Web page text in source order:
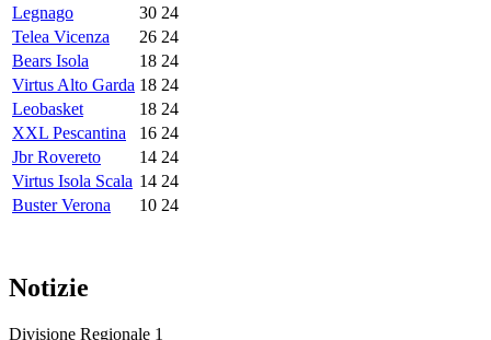
Legnago
30 24
Telea Vicenza
26 24
Bears Isola
18 24
Virtus Alto Garda 18 24
Leobasket
18 24
XXL Pescantina
16 24
Jbr Rovereto
14 24
Virtus Isola Scala 14 24
Buster Verona
10 24
Notizie
Divisione Regionale 1